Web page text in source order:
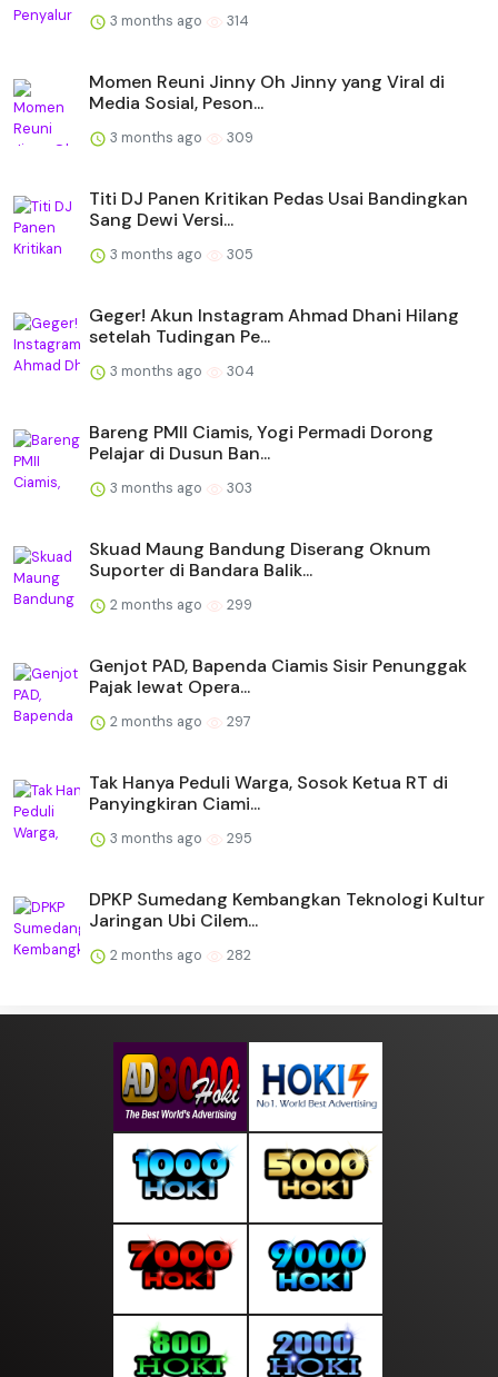
3 months ago 314
Momen Reuni Jinny Oh Jinny yang Viral di
Media Sosial, Peson...
3 months ago 309
Titi DJ Panen Kritikan Pedas Usai Bandingkan
Sang Dewi Versi...
3 months ago 305
Geger! Akun Instagram Ahmad Dhani Hilang
setelah Tudingan Pe...
3 months ago 304
Bareng PMII Ciamis, Yogi Permadi Dorong
Pelajar di Dusun Ban...
3 months ago 303
Skuad Maung Bandung Diserang Oknum
Suporter di Bandara Balik...
2 months ago 299
Genjot PAD, Bapenda Ciamis Sisir Penunggak
Pajak lewat Opera...
2 months ago 297
Tak Hanya Peduli Warga, Sosok Ketua RT di
Panyingkiran Ciami...
3 months ago 295
DPKP Sumedang Kembangkan Teknologi Kultur
Jaringan Ubi Cilem...
2 months ago 282